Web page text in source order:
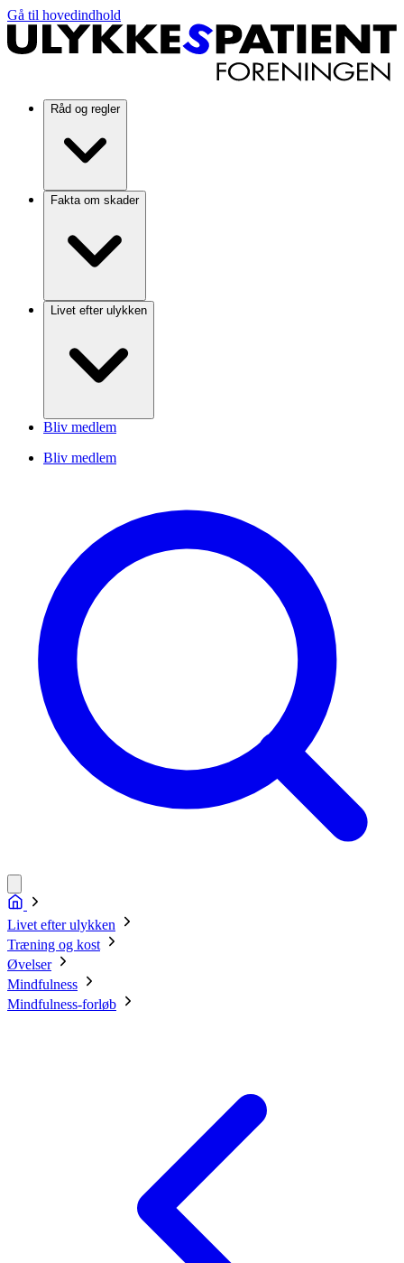
Gå til hovedindhold
Råd og regler
Fakta om skader
Livet efter ulykken
Bliv medlem
Bliv medlem
Livet efter ulykken
Træning og kost
Øvelser
Mindfulness
Mindfulness-forløb